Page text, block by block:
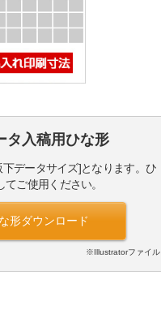
タ入稿用ひな形
データサイズ]となります。ひ
ご使用ください。
形ダウンロード
※Illustratorファイル